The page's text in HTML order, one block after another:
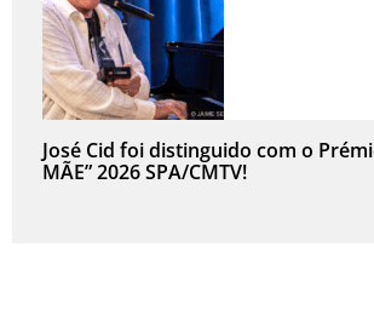
José Cid foi distinguido com o
MÃE” 2026 SPA/CMTV!